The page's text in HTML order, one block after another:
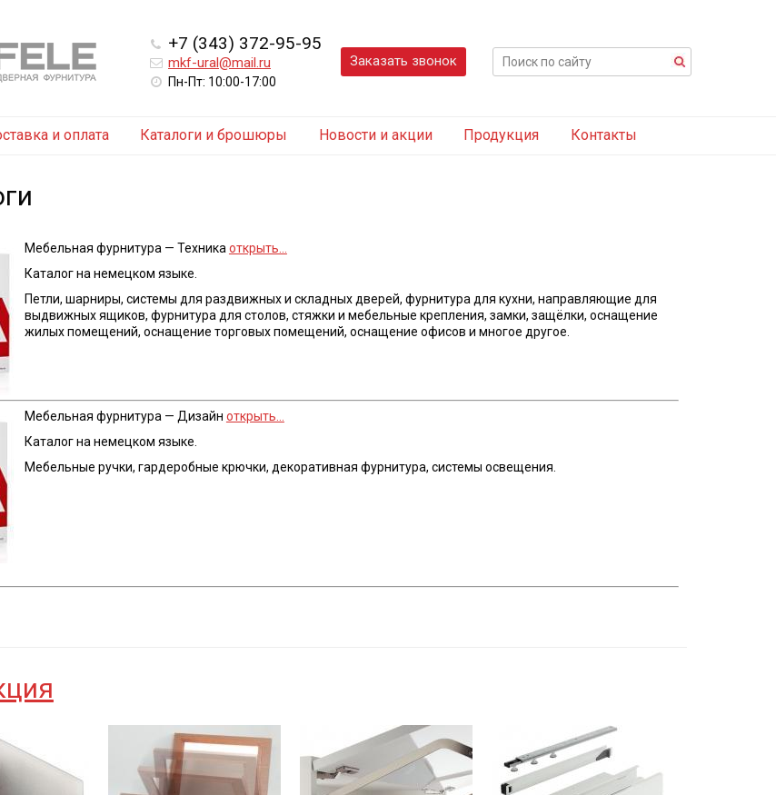
+7 (343) 372-95-95
mkf-ural@mail.ru
Пн-Пт: 10:00-17:00
Заказать звонок
и оплата Каталоги и брошюры Новости и акции Продукция Контакты
Мебельная фурнитура — Техника открыть…
Каталог на немецком языке.
Петли, шарниры, системы для раздвижных и складных дверей, фурнитура для кухни, направляющие для
выдвижных ящиков, фурнитура для столов, стяжки и мебельные крепления, замки, защёлки, оснащение
жилых помещений, оснащение торговых помещений, оснащение офисов и многое другое.
Мебельная фурнитура — Дизайн открыть…
Каталог на немецком языке.
Мебельные ручки, гардеробные крючки, декоративная фурнитура, системы освещения.